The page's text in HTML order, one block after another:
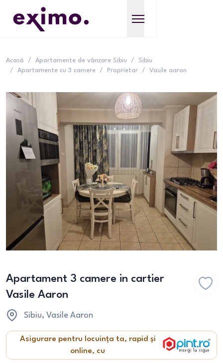
Acasă / Apartamente de vânzare Sibiu /
Sibiu
/
Apartamente cu 3 camere / Proprietar / Vasile aaron
Apartament 3 camere in cartier
Vasile Aaron
Sibiu, Vasile Aaron
Asigurare pentru locuința ta, rapid și
online, cu